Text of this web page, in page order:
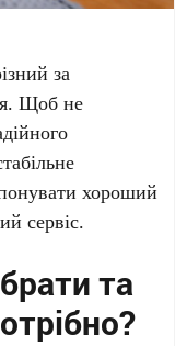
за
Щоб не
хороший
сервіс.
та